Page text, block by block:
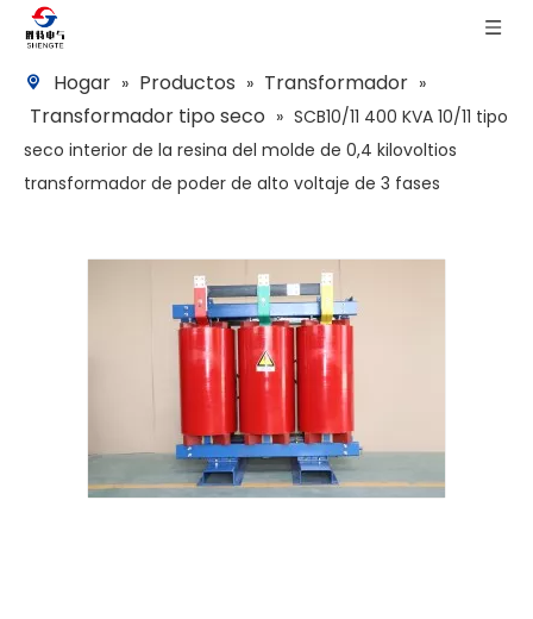
Hogar » Productos » Transformador »
Transformador tipo seco » SCB10/11 400 KVA 10/11 tipo
seco interior de la resina del molde de 0,4 kilovoltios
transformador de poder de alto voltaje de 3 fases